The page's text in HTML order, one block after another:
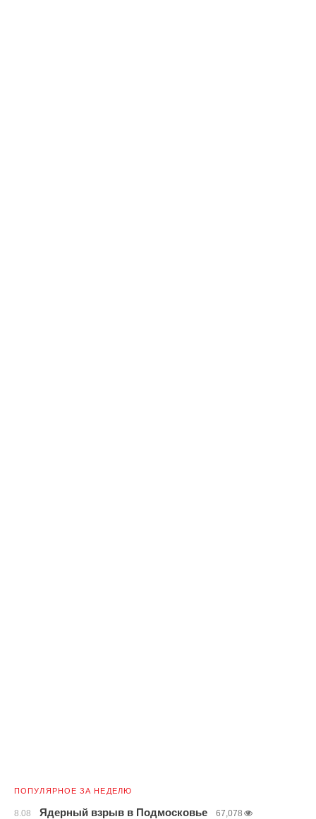
ПОПУЛЯРНОЕ ЗА НЕДЕЛЮ
8.08 Ядерный взрыв в Подмосковье 67,078